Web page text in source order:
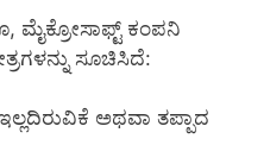
ಮೈಕ್ರೋಸಾಫ್ಟ್ ಕಂಪನಿ
ಸೂಚಿಸಿದೆ:
ಇಲ್ಲದಿರುವಿಕೆ ಅಥವಾ ತಪ್ಪಾದ